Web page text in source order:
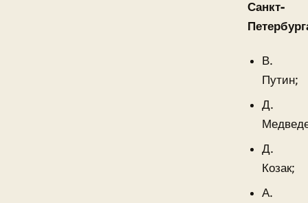
Санкт-
В.
Путин;
Д.
Д.
Козак;
А.